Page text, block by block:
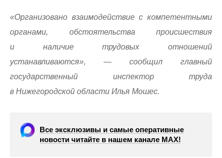
«Организовано взаимодействие с компетентными
органами, обстоятельства происшествия
и наличие трудовых отношений
устанавливаются», — сообщил главный
государственный инспектор труда
в Нижегородской области Илья Мошес.
Все эксклюзивы и самые оперативные
новости читайте в нашем канале МАХ!